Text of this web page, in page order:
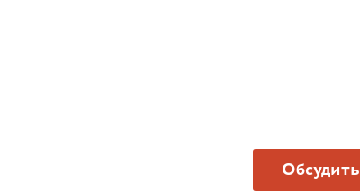
Обсудить